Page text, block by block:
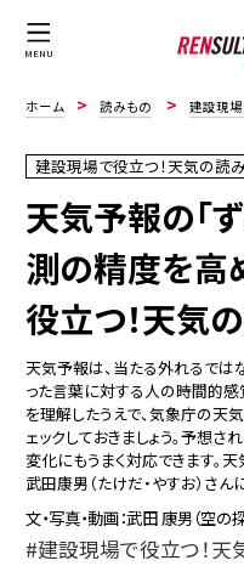
MENU
ホーム 読みもの 建設現場
建設現場で役立つ！天気の読
天気予報の「
測の精度を高
役立つ！天気
天気予報は、当たる外れるでは
った言葉に対する人の時間的
を理解したうえで、気象庁の天
ェックしておきましょう。予想
変化にもうまく対応できます。
武田康男（たけだ・やすお）さん
文・写真・動画：武田 康男（空
建設現場で役立つ！天